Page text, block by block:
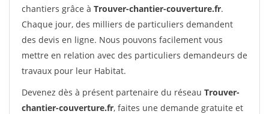
chantiers grâce à Trouver-chantier-couverture.fr.
Chaque jour, des milliers de particuliers demandent
des devis en ligne. Nous pouvons facilement vous
mettre en relation avec des particuliers demandeurs de
travaux pour leur Habitat.
Devenez dès à présent partenaire du réseau Trouver-
chantier-couverture.fr, faites une demande gratuite et